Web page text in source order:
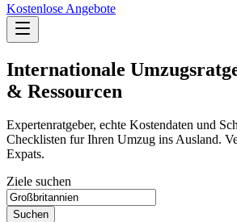
Kostenlose Angebote
Internationale
& Ressourcen
Expertenratgeber, echte Kostendaten und
Checklisten fur Ihren Umzug ins Ausland.
Expats.
Ziele suchen
Suchen